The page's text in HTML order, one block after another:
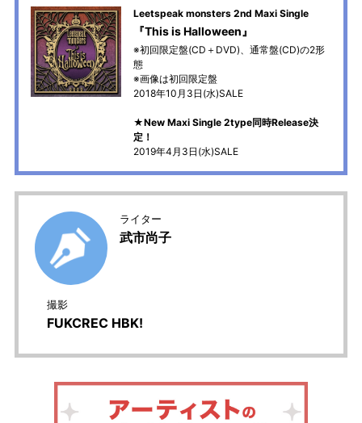
Leetspeak monsters 2nd Maxi Single
『This is Halloween』
※初回限定盤(CD＋DVD)、通常盤(CD)の2形
態
※画像は初回限定盤
2018年10月3日(水)SALE
★New Maxi Single 2type同時Release決
定！
2019年4月3日(水)SALE
ライター
武市尚子
撮影
FUKCREC HBK!